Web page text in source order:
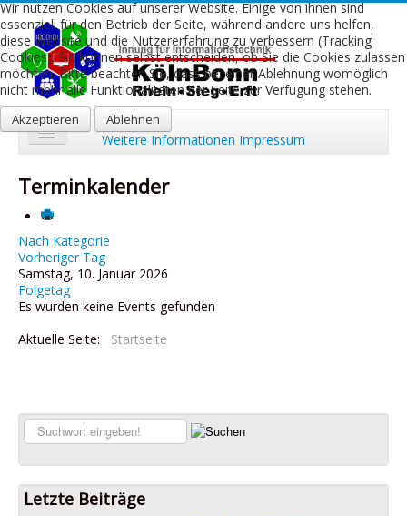
Über uns
Leistungen
Ausbildung
Fachbetriebe
Links
Impressum
Terminkalender
Nach Kategorie
Vorheriger Tag
Samstag, 10. Januar 2026
Folgetag
Es wurden keine Events gefunden
Aktuelle Seite:
Startseite
Suchen...
Letzte Beiträge
Wir nutzen Cookies auf unserer Website. Einige von ihnen sind
essenziell für den Betrieb der Seite, während andere uns helfen,
diese Website und die Nutzererfahrung zu verbessern (Tracking
Cookies). Sie können selbst entscheiden, ob Sie die Cookies zulassen
möchten. Bitte beachten Sie, dass bei einer Ablehnung womöglich
nicht mehr alle Funktionalitäten der Seite zur Verfügung stehen.
Akzeptieren Ablehnen
Weitere Informationen Impressum